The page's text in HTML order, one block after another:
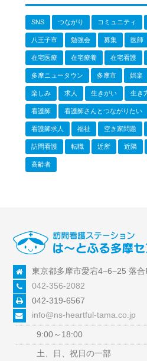
SNS つながり コミュニティ
八王子市 勉強会 募集 医師
在宅医療 在宅療養 在宅看護
多摩ニュータウン 多摩市 娯楽
楽しみ 求人 生きがい 生き
看護師 看護師さんとつながりたい
看護師求人 福祉 空き家問題
訪問看護 転職 近所 近隣
高齢者
東京都多摩市愛宕4−6−25 落
042-356-2082
042-319-6567
info@ns-heartful-tama.co.jp
9:00～18:00
土、日、祝日の一部